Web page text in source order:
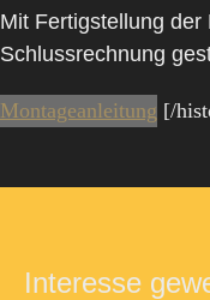
Mit Fertigstellung
Schlussrechnung
Montageanleitung [/
Interesse